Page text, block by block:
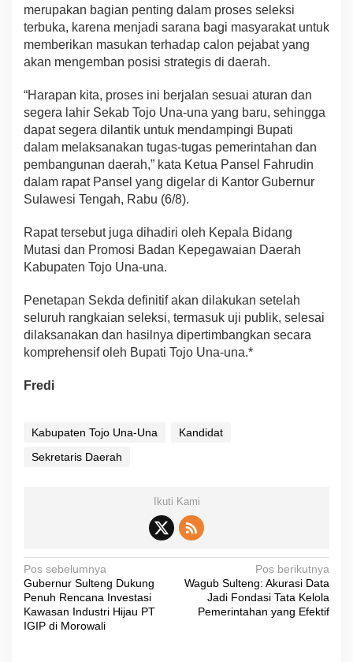
merupakan bagian penting dalam proses seleksi
terbuka, karena menjadi sarana bagi masyarakat untuk
memberikan masukan terhadap calon pejabat yang
akan mengemban posisi strategis di daerah.
“Harapan kita, proses ini berjalan sesuai aturan dan
segera lahir Sekab Tojo Una-una yang baru, sehingga
dapat segera dilantik untuk mendampingi Bupati
dalam melaksanakan tugas-tugas pemerintahan dan
pembangunan daerah,” kata Ketua Pansel Fahrudin
dalam rapat Pansel yang digelar di Kantor Gubernur
Sulawesi Tengah, Rabu (6/8).
Rapat tersebut juga dihadiri oleh Kepala Bidang
Mutasi dan Promosi Badan Kepegawaian Daerah
Kabupaten Tojo Una-una.
Penetapan Sekda definitif akan dilakukan setelah
seluruh rangkaian seleksi, termasuk uji publik, selesai
dilaksanakan dan hasilnya dipertimbangkan secara
komprehensif oleh Bupati Tojo Una-una.*
Fredi
Kabupaten Tojo Una-Una
Kandidat
Sekretaris Daerah
Ikuti Kami
N
a
v
Pos sebelumnya
Gubernur Sulteng Dukung
Penuh Rencana Investasi
Kawasan Industri Hijau PT
IGIP di Morowali
Pos berikutnya
Wagub Sulteng: Akurasi Data
Jadi Fondasi Tata Kelola
Pemerintahan yang Efektif